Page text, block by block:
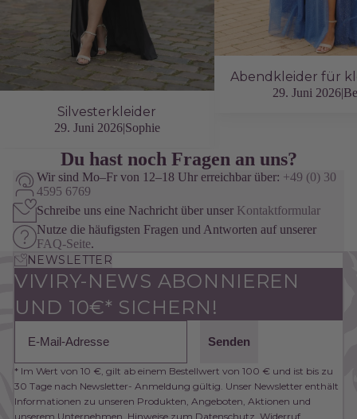
Silvesterkleider
29. Juni 2026| Sophie
29. Juni 2026|
Du hast noch Fragen an uns?
Wir sind Mo–Fr von 12–18 Uhr erreichbar über: +49 (0) 30
4595 6769
Schreibe uns eine Nachricht über unser Kontaktformular
Nutze die häufigsten Fragen und Antworten auf unserer
FAQ-Seite.
NEWSLETTER
VIVIRY-NEWS ABONNIEREN
UND 10€* SICHERN!
Senden
* Im Wert von 10 €, gilt ab einem Bestellwert von 100 € und ist bis zu
30 Tage nach Newsletter- Anmeldung gültig. Unser Newsletter enthält
Informationen zu unseren Produkten, Angeboten, Aktionen und
unserem Unternehmen. Hinweise zum Datenschutz, Widerruf,